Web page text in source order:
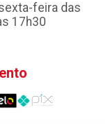
feira das
17h30